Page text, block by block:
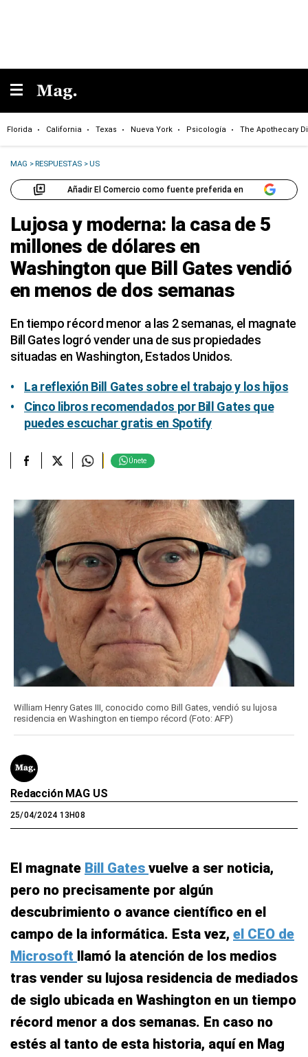
Florida California Texas Nueva York Psicología The Apothecary
MAG >RESPUESTAS >US
Añadir El Comercio como fuente preferida en
Lujosa y moderna: la casa de 5
millones de dólares en
Washington que Bill Gates vendió
en menos de dos semanas
En tiempo récord menor a las 2 semanas, el magnate
Bill Gates logró vender una de sus propiedades
situadas en Washington, Estados Unidos.
La reflexión Bill Gates sobre el trabajo y los hijos
Cinco libros recomendados por Bill Gates que
puedes escuchar gratis en Spotify
Únete
William Henry Gates III, conocido como Bill Gates, vendió su lujosa
residencia en Washington en tiempo récord (Foto: AFP)
Redacción MAG US
25/04/2024 13H08
El magnate Bill Gates vuelve a ser noticia,
pero no precisamente por algún
descubrimiento o avance científico en el
campo de la informática. Esta vez, el CEO de
Microsoft llamó la atención de los medios
tras vender su lujosa residencia de mediados
de siglo ubicada en Washington en un tiempo
récord menor a dos semanas. En caso no
estés al tanto de esta historia, aquí en Mag